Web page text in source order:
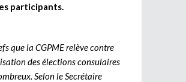
participants.
que la CGPME relève contre
des élections consulaires
Selon le Secrétaire